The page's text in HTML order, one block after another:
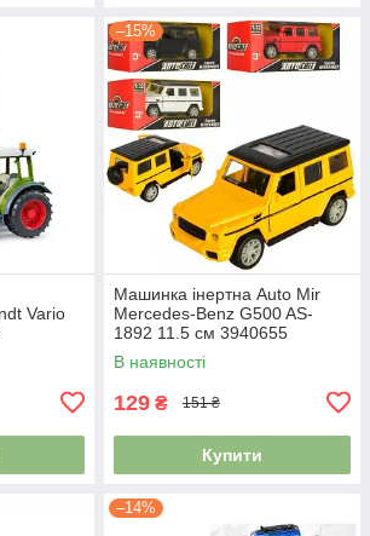
Vario
–15%
Машинка інертна Auto Mir
Mercedes-Benz G500 AS-
1892 11.5 см 3940655
В наявності
129 ₴ 151 ₴
Купити
–14%